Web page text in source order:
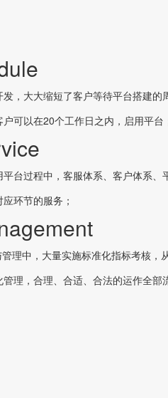
，大大缩短了客户等待平台搭建的
可以在20个工作日之内，启用平台
台过程中，客服体系、客户体系、
环节的服务；
理中，大量实施标准化指标考核，
理，合理、合适、合法的运作全部